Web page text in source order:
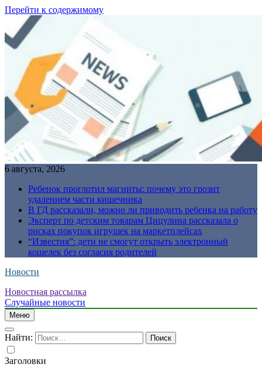
Перейти к содержимому
6 августа, 2026
Ребенок проглотил магниты: почему это грозит
удалением части кишечника
В ГД рассказали, можно ли приводить ребенка на работу
Эксперт по детским товарам Цицулина рассказала о
рисках покупок игрушек на маркетплейсах
“Известия”: дети не смогут открыть электронный
кошелек без согласия родителей
Новости
Новостная рассылка
Случайные новости
Меню
Найти:
Заголовки